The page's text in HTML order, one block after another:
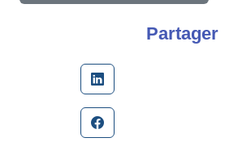
Partager